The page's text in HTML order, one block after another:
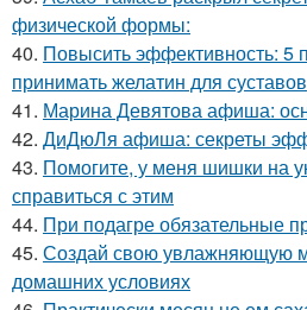
физической формы:
40. Повысить эффективность: 5
принимать желатин для суставов
41. Марина Девятова афиша:
42. ДиДюЛя афиша: секреты
43. Помогите, у меня шишки на
справиться с этим
44. При подагре обязательные
45. Создай свою увлажняющую
домашних условиях